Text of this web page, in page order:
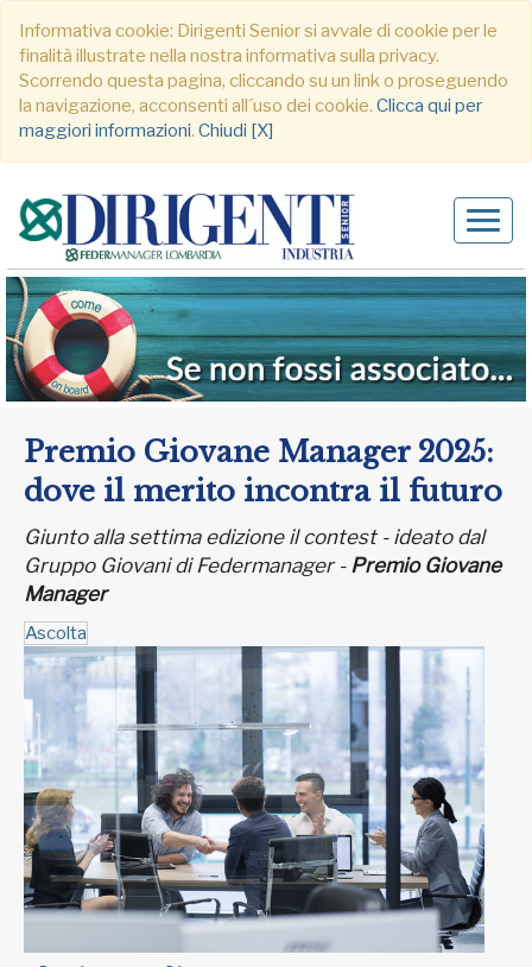
Informativa cookie: Dirigenti Senior si avvale di cookie per le
finalità illustrate nella nostra informativa sulla privacy.
Scorrendo questa pagina, cliccando su un link o proseguendo
la navigazione, acconsenti all´uso dei cookie. Clicca qui per
maggiori informazioni. Chiudi [X]
Premio Giovane Manager 2025:
dove il merito incontra il futuro
Giunto alla settima edizione il contest - ideato dal
Gruppo Giovani di Federmanager -Premio Giovane
Manager
Ascolta